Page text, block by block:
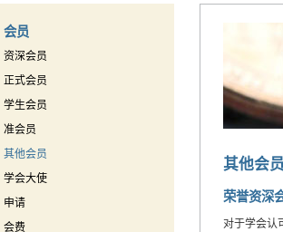
会员
资深会员
正式会员
学生会员
准会员
其他会员
学会大使
申请
会费
其他会
荣誉资深
对于学会认